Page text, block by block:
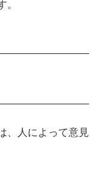
、人によって意見